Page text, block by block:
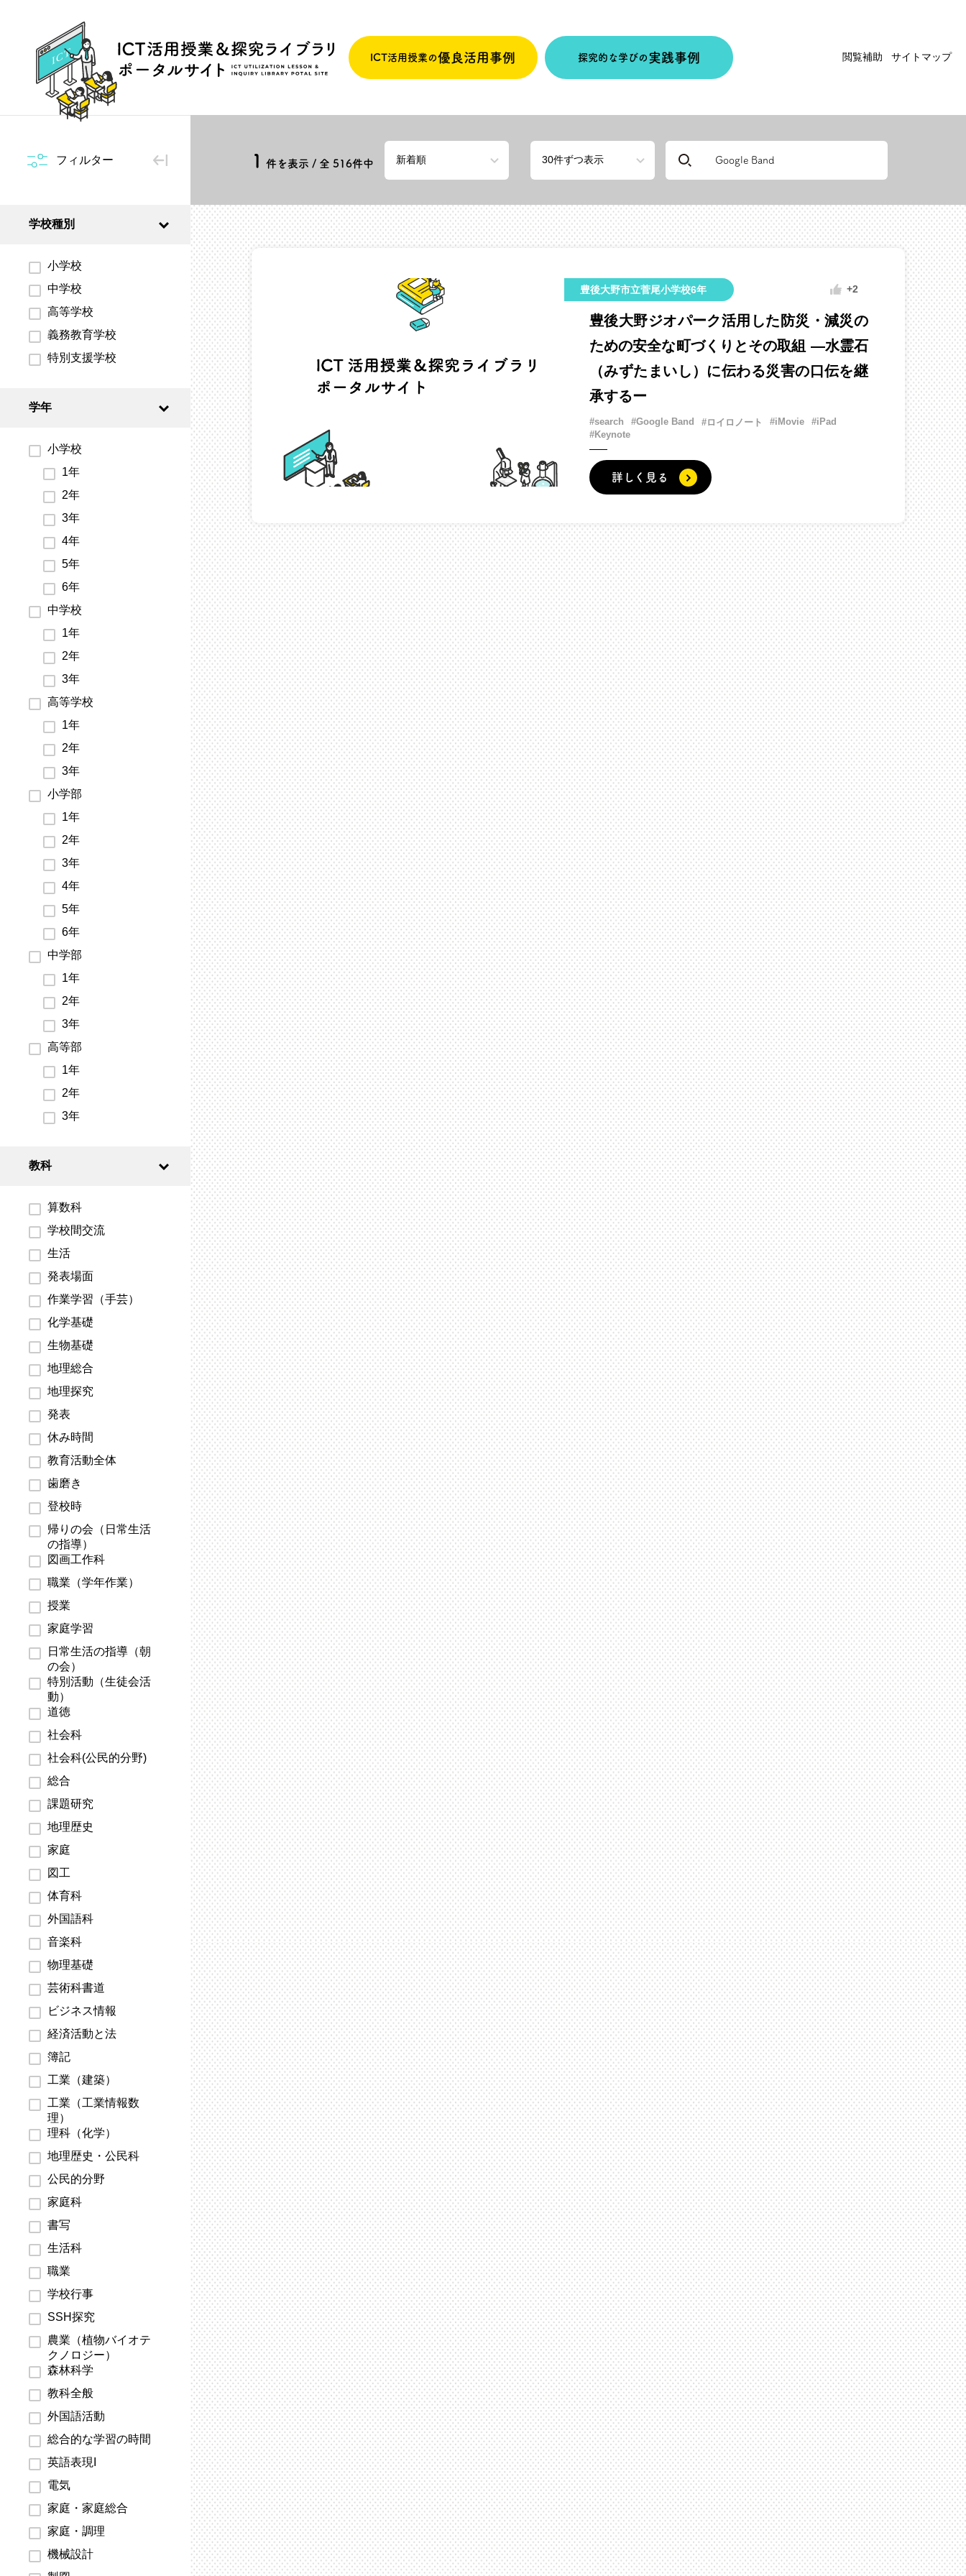
ICT活用授業の優良活用事例 探究的な学びの 実践事例 閲覧補助 サイトマップ
フィルター 1 件を表示 / 全 516件中
学校種別
小学校
中学校
高等学校
義務教育学校
特別支援学校
学年
小学校
1年
2年
3年
4年
5年
6年
中学校
1年
2年
3年
高等学校
1年
2年
3年
小学部
1年
2年
3年
4年
5年
6年
中学部
1年
2年
3年
高等部
1年
2年
3年
教科
算数科
学校間交流
生活
発表場面
作業学習（手芸）
化学基礎
生物基礎
地理総合
地理探究
発表
休み時間
教育活動全体
歯磨き
登校時
帰りの会（日常生活
の指導）
図画工作科
職業（学年作業）
授業
家庭学習
日常生活の指導（朝
の会）
特別活動（生徒会活
動）
道徳
社会科
社会科(公民的分野)
総合
課題研究
地理歴史
家庭
図工
体育科
外国語科
音楽科
物理基礎
芸術科書道
ビジネス情報
経済活動と法
簿記
工業（建築）
工業（工業情報数
理）
理科（化学）
地理歴史・公民科
公民的分野
家庭科
書写
生活科
職業
学校行事
SSH探究
農業（植物バイオテ
クノロジー）
森林科学
教科全般
外国語活動
総合的な学習の時間
英語表現I
電気
家庭・家庭総合
家庭・調理
機械設計
豊後大野市立菅尾小学校6年 +2
豊後大野ジオパーク活用した防災・減災の
ための安全な町づくりとその取組 ―水霊石
（みずたまいし）に伝わる災害の口伝を継
承するー
#search #Google Band #ロイロノート #iMovie
#iPad
#Keynote
詳しく見る